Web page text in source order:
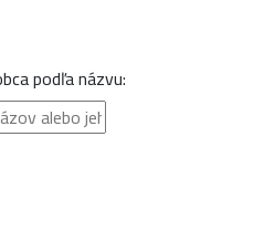
podľa názvu: